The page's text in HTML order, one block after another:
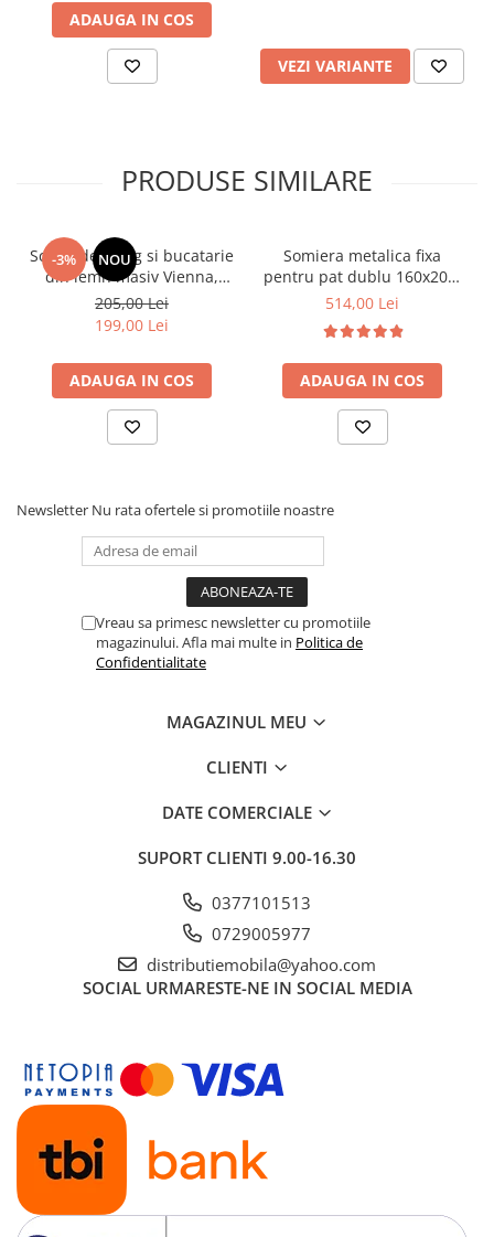
ADAUGA IN COS
VEZI VARIANTE
PRODUSE SIMILARE
-3% NOU
Scaun de living si bucatarie
din lemn masiv Vienna,
tapiterie stofa,100 kg,
94x49x40 cm, nuc/bej
205,00 Lei
199,00 Lei
ADAUGA IN COS
Somiera metalica fixa
pentru pat dublu 160x200,
6 picioare, 32 lamele lemn
saltea ferm, negru
514,00 Lei
ADAUGA IN COS
Newsletter Nu rata ofertele si promotiile noastre
Vreau sa primesc newsletter cu promotiile
magazinului. Afla mai multe in Politica de
Confidentialitate
MAGAZINUL MEU
CLIENTI
DATE COMERCIALE
SUPORT CLIENTI 9.00-16.30
0377101513
0729005977
distributiemobila@yahoo.com
SOCIAL URMARESTE-NE IN SOCIAL MEDIA